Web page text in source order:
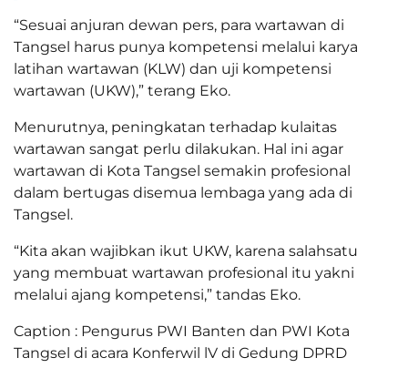
“Sesuai anjuran dewan pers, para wartawan di
Tangsel harus punya kompetensi melalui karya
latihan wartawan (KLW) dan uji kompetensi
wartawan (UKW),” terang Eko.
Menurutnya, peningkatan terhadap kulaitas
wartawan sangat perlu dilakukan. Hal ini agar
wartawan di Kota Tangsel semakin profesional
dalam bertugas disemua lembaga yang ada di
Tangsel.
“Kita akan wajibkan ikut UKW, karena salahsatu
yang membuat wartawan profesional itu yakni
melalui ajang kompetensi,” tandas Eko.
Caption : Pengurus PWI Banten dan PWI Kota
Tangsel di acara Konferwil lV di Gedung DPRD